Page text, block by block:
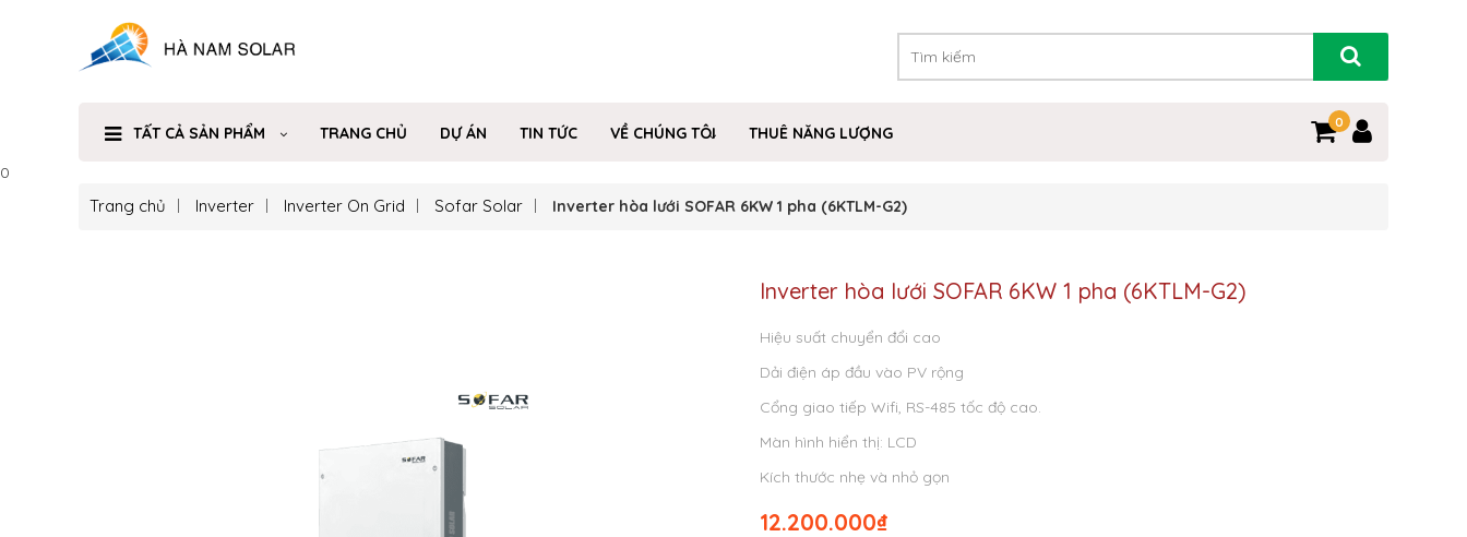
TẤT CẢ SẢN PHẨM TRANG CHỦ DỰ ÁN TIN TỨC VỀ CHÚNG TÔI THUÊ NĂNG LƯỢNG
0
0
Trang chủ Inverter Inverter On Grid Sofar Solar Inverter hòa lưới SOFAR 6KW 1 pha (6KTLM-G2)
Inverter hòa lưới SOFAR 6KW 1 pha (6KTLM-G2)
Hiệu suất chuyển đổi cao
Dải điện áp đầu vào PV rộng
Cổng giao tiếp Wifi, RS-485 tốc độ cao.
Màn hình hiển thị: LCD
Kích thước nhẹ và nhỏ gọn
₫
12.200.000